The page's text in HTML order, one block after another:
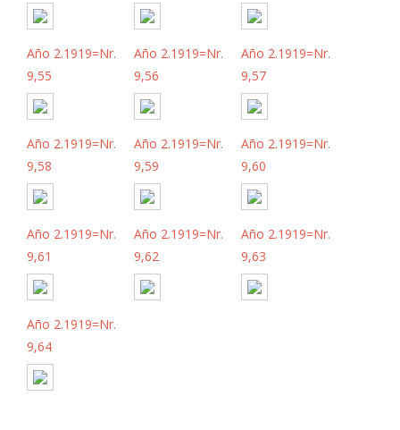
Año 2.1919=Nr.
9,55
Año 2.1919=Nr.
9,56
Año 2.1919=Nr.
9,57
Año 2.1919=Nr.
9,58
Año 2.1919=Nr.
9,59
Año 2.1919=Nr.
9,60
Año 2.1919=Nr.
9,61
Año 2.1919=Nr.
9,62
Año 2.1919=Nr.
9,63
Año 2.1919=Nr.
9,64